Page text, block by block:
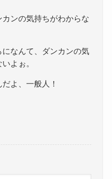
ンの気持ちがわからな
なんて、ダンカンの気
よぉ。
よ、一般人！